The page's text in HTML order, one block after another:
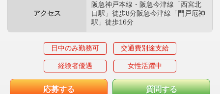
アクセス
阪急神戸本線・阪急今津線「西宮北
口駅」徒歩8分阪急今津線「門戸厄神
駅」徒歩16分
日中のみ勤務可 交通費別途支給
経験者優遇 女性活躍中
応募する 質問する